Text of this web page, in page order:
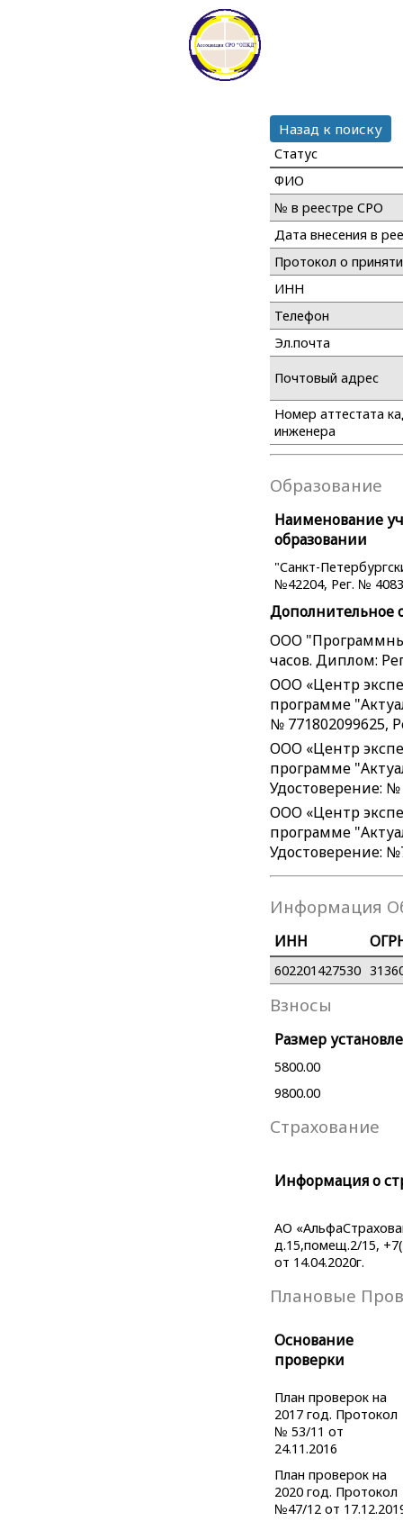
Назад к поиску
Статус
ФИО
№ в реестре СРО
Дата внесения в
Протокол о
ИНН
Телефон
Эл.почта
Почтовый адрес
Номер аттестата
инженера
Образование
Наименование
образовании
"Санкт-
№42204, Рег. №
Дополнительное
ООО
часов. Диплом:
ООО «Центр
программе
№ 771802099625,
ООО «Центр
программе
Удостоверение: №
ООО «Центр
программе
Удостоверение:
Информация
ИНН
602201427530
Взносы
Размер
5800.00
9800.00
Страхование
Информация о
АО
д.15,помещ.2/15,
от 14.04.2020г.
Плановые
Основание
проверки
План проверок на
2017 год. Протокол
№ 53/11 от
24.11.2016
План проверок на
2020 год. Протокол
№47/12 от